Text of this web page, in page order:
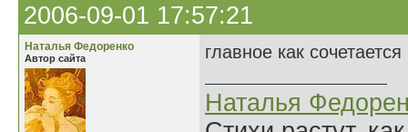
2006-09-01 17:57:21
Наталья Федоренко
Автор сайта главное как
Наталья